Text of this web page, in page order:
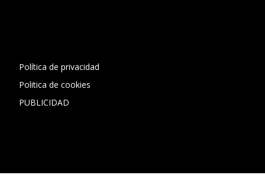
Política de privacidad
Politica de cookies
PUBLICIDAD